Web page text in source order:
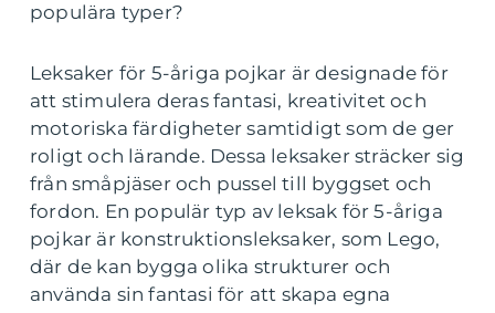
populära typer?
Leksaker för 5-åriga pojkar är designade för
att stimulera deras fantasi, kreativitet och
motoriska färdigheter samtidigt som de ger
roligt och lärande. Dessa leksaker sträcker sig
från småpjäser och pussel till byggset och
fordon. En populär typ av leksak för 5-åriga
pojkar är konstruktionsleksaker, som Lego,
där de kan bygga olika strukturer och
använda sin fantasi för att skapa egna